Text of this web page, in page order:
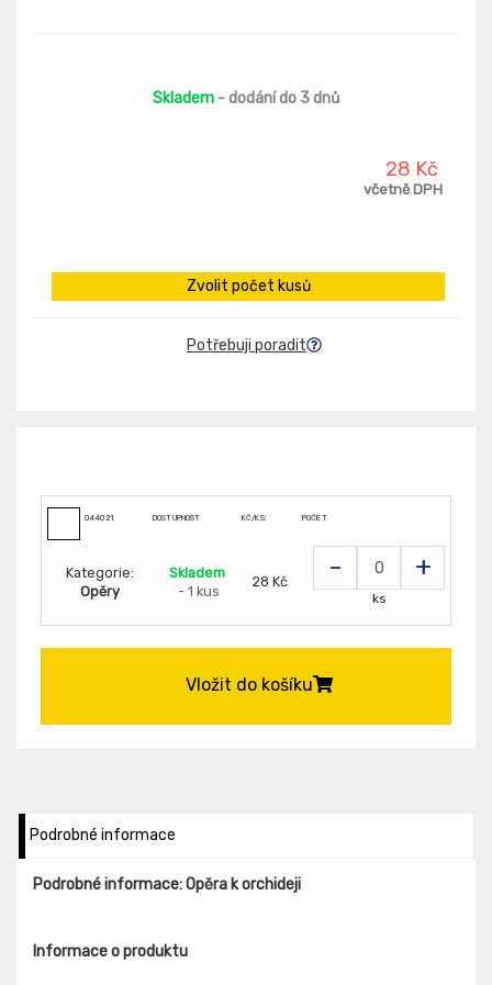
Skladem - dodání do 3 dnů
28 Kč
včetně DPH
Zvolit počet kusů
Potřebuji poradit
044021 DOSTUPNOST KČ/KS: POČET
Kategorie:
Opěry
Skladem
- 1 kus
28 Kč - +
ks
Vložit do košíku
Podrobné informace
Podrobné informace: Opěra k orchideji
Informace o produktu